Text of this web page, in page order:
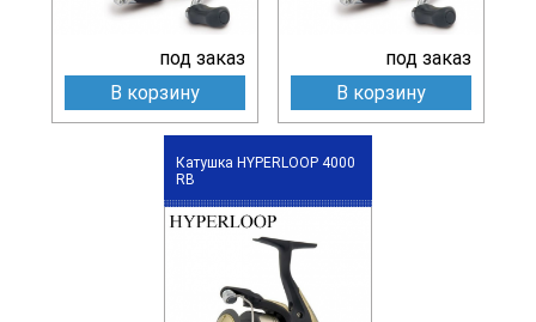
под заказ
В корзину
под заказ
В корзину
Катушка HYPERLOOP 4000
RB